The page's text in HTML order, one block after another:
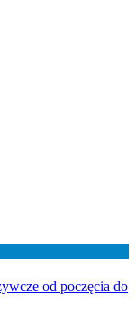
od poczęcia do